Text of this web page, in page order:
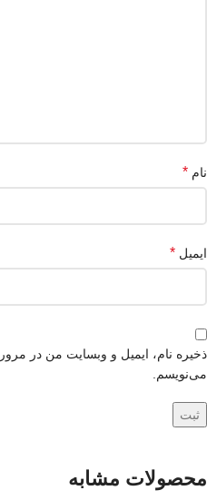
نام *
ایمیل *
ذخیره نام، ایمیل و وبسایت من در
می‌نویسم.
محصولات مشابه